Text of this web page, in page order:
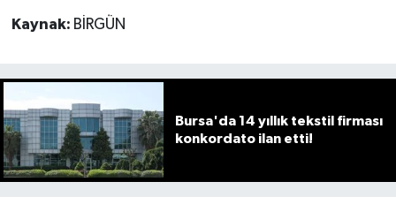
Kaynak: BİRGÜN
Bursa'da 14 yıllık tekstil firması
konkordato ilan etti!